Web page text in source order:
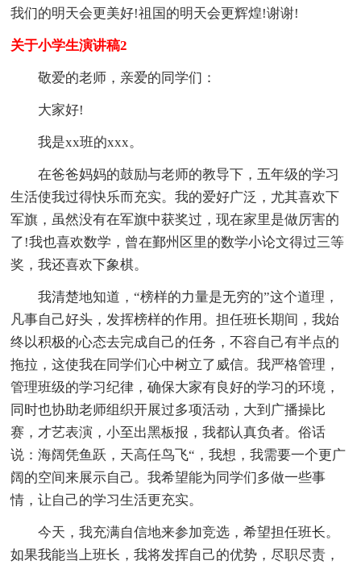
我们的明天会更美好!祖国的明天会更辉煌!谢谢!
关于小学生演讲稿2
敬爱的老师，亲爱的同学们：
大家好!
我是xx班的xxx。
在爸爸妈妈的鼓励与老师的教导下，五年级的学习
生活使我过得快乐而充实。我的爱好广泛，尤其喜欢下
军旗，虽然没有在军旗中获奖过，现在家里是做厉害的
了!我也喜欢数学，曾在鄞州区里的数学小论文得过三等
奖，我还喜欢下象棋。
我清楚地知道，“榜样的力量是无穷的”这个道理，
凡事自己好头，发挥榜样的作用。担任班长期间，我始
终以积极的心态去完成自己的任务，不容自己有半点的
拖拉，这使我在同学们心中树立了威信。我严格管理，
管理班级的学习纪律，确保大家有良好的学习的环境，
同时也协助老师组织开展过多项活动，大到广播操比
赛，才艺表演，小至出黑板报，我都认真负者。俗话
说：海阔凭鱼跃，天高任鸟飞“，我想，我需要一个更广
阔的空间来展示自己。我希望能为同学们多做一些事
情，让自己的学习生活更充实。
今天，我充满自信地来参加竞选，希望担任班长。
如果我能当上班长，我将发挥自己的优势，尽职尽责，